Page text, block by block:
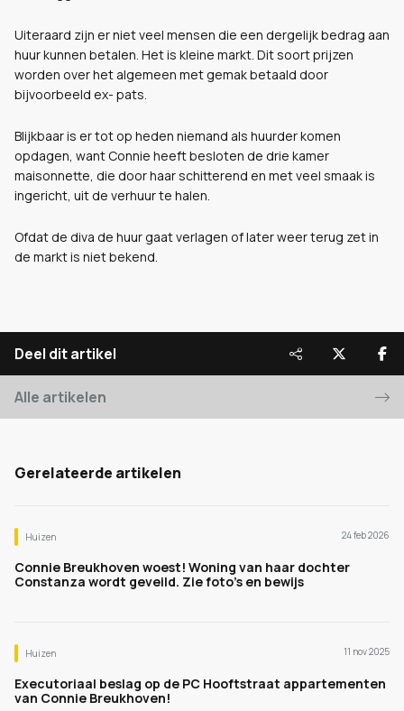
Uiteraard zijn er niet veel mensen die een dergelijk bedrag aan
huur kunnen betalen. Het is kleine markt. Dit soort prijzen
worden over het algemeen met gemak betaald door
bijvoorbeeld ex- pats.
Blijkbaar is er tot op heden niemand als huurder komen
opdagen, want Connie heeft besloten de drie kamer
maisonnette, die door haar schitterend en met veel smaak is
ingericht, uit de verhuur te halen.
Ofdat de diva de huur gaat verlagen of later weer terug zet in
de markt is niet bekend.
Deel dit artikel
Alle artikelen
Gerelateerde artikelen
Huizen 24 feb 2026
Connie Breukhoven woest! Woning van haar dochter
Constanza wordt geveild. Zie foto's en bewijs
Huizen 11 nov 2025
Executoriaal beslag op de PC Hooftstraat appartementen
van Connie Breukhoven!